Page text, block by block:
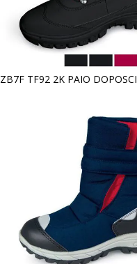
ZB7F TF92 2K PAIO DOPOSCI